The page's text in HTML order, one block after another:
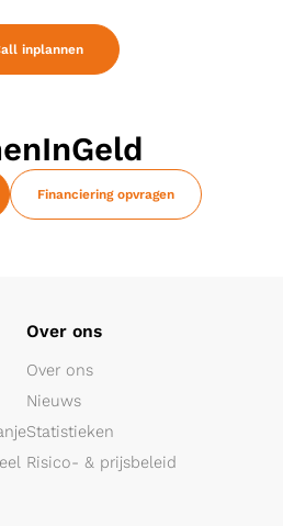
inplannen
Financiering opvragen
Over ons
Over ons
Nieuws
Statistieken
Risico- & prijsbeleid